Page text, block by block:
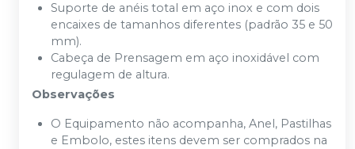
Suporte de anéis total em aço inox e com dois
encaixes de tamanhos diferentes (padrão 35 e 50
mm).
Cabeça de Prensagem em aço inoxidável com
regulagem de altura.
Observações
O Equipamento não acompanha, Anel, Pastilhas
e Embolo, estes itens devem ser comprados na